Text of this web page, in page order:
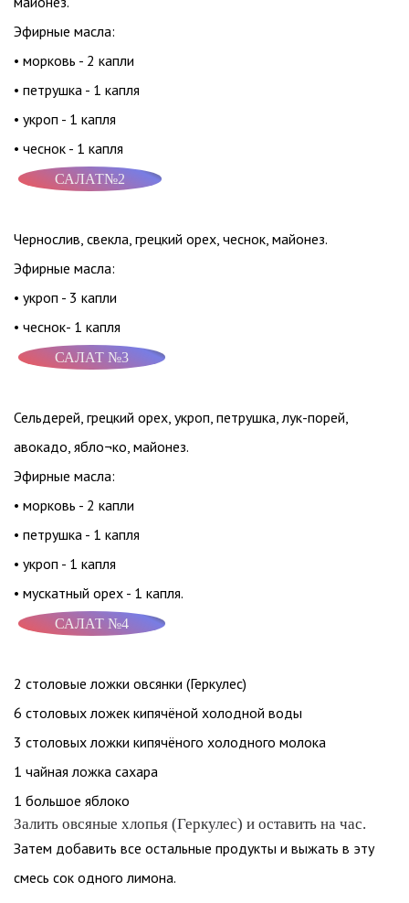
Эфирные масла:
• морковь - 2 капли
• петрушка - 1 капля
• укроп - 1 капля
• чеснок - 1 капля
САЛАТ№2
Чернослив, свекла, грецкий орех, чеснок, майонез.
Эфирные масла:
• укроп - 3 капли
• чеснок- 1 капля
САЛАТ №3
Сельдерей, грецкий орех, укроп, петрушка, лук-порей,
авокадо, ябло¬ко, майонез.
Эфирные масла:
• морковь - 2 капли
• петрушка - 1 капля
• укроп - 1 капля
• мускатный орех - 1 капля.
САЛАТ №4
2 столовые ложки овсянки (Геркулес)
6 столовых ложек кипячёной холодной воды
3 столовых ложки кипячёного холодного молока
1 чайная ложка сахара
1 большое яблоко
Залить овсяные хлопья (Геркулес) и оставить на час.
Затем добавить все остальные продукты и выжать в эту
смесь сок одного лимона.